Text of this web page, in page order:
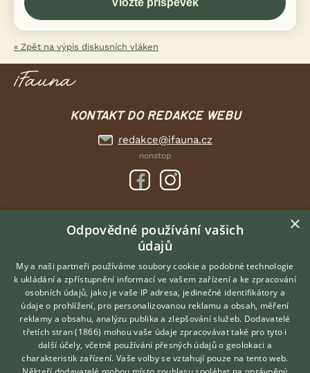
« Zpět na výpis diskusních vláken
KONTAKT DO REDAKCE WEBU
redakce@ifauna.cz
nonstop
DOMOVSKÁ STRÁNKA
INZERCE
DISKUSE
ČLÁNKY
O nás
Kontakt
Možnosti zvýraznění inzerátů
Podmínky užití
Hledáte zvířecího kamaráda?
Zdarma vám poradí
VETERINÁŘ ONLINE
×
Odpovědné používání vašich
údajů
My a naši partneři používáme soubory cookie a podobné technologie
k ukládání a zpřístupnění informací ve vašem zařízení a ke zpracování
osobních údajů, jako je vaše IP adresa, jedinečné identifikátory a
údaje o prohlížení, pro personalizovanou reklamu a obsah, měření
reklamy a obsahu, analýzu publika a zlepšování služeb. Dodavatelé
třetích stran (1866) mohou vaše údaje zpracovávat také pro tyto i
další účely, včetně používání přesných údajů o geolokaci a
charakteristik zařízení. Vaše volby se vztahují pouze na tento web.